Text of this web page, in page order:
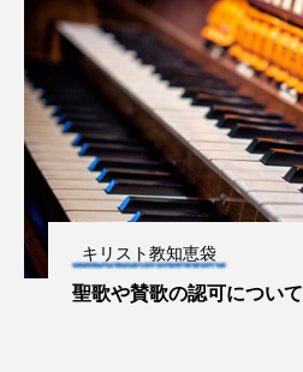
キリスト教知恵袋
聖歌や賛歌の認可について